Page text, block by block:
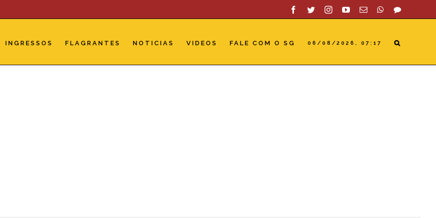
Facebook
TwitterInstagramYouTube
Email WhatsApp
SAC
INGRESSOS FLAGRANTES NOTICIAS VIDEOS FALE COM O SG 06/08/2026, 07:17